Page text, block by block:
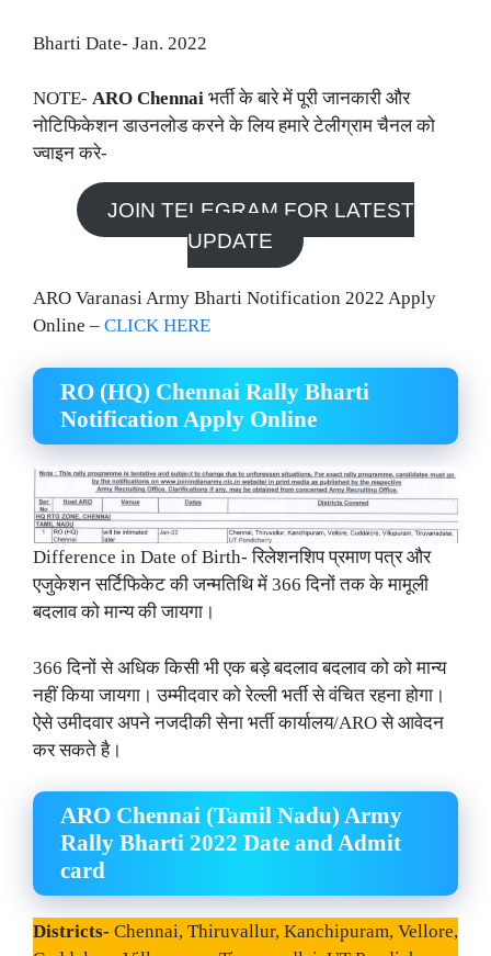
Bharti Date- Jan. 2022
NOTE- ARO Chennai भर्ती के बारे में पूरी जानकारी और
नोटिफिकेशन डाउनलोड करने के लिय हमारे टेलीग्राम चैनल को
ज्वाइन करे-
JOIN TELEGRAM FOR LATEST
UPDATE
ARO Varanasi Army Bharti Notification 2022 Apply
Online – CLICK HERE
RO (HQ) Chennai Rally Bharti
Notification Apply Online
Difference in Date of Birth- रिलेशनशिप प्रमाण पत्र और
एजुकेशन सर्टिफिकेट की जन्मतिथि में 366 दिनों तक के मामूली
बदलाव को मान्य की जायगा।
366 दिनों से अधिक किसी भी एक बड़े बदलाव बदलाव को को मान्य
नहीं किया जायगा। उम्मीदवार को रेल्ली भर्ती से वंचित रहना होगा।
ऐसे उमीदवार अपने नजदीकी सेना भर्ती कार्यालय/ARO से आवेदन
कर सकते है।
ARO Chennai (Tamil Nadu) Army
Rally Bharti 2022 Date and Admit
card
Districts- Chennai, Thiruvallur, Kanchipuram, Vellore,